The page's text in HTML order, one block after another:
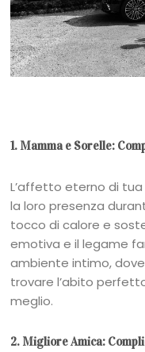
1. Mamma e Sorelle:
L’affetto eterno di
la loro presenza
tocco di calore e
emotiva e il legame
ambiente intimo,
trovare l’abito
meglio.
2. Migliore Amica: